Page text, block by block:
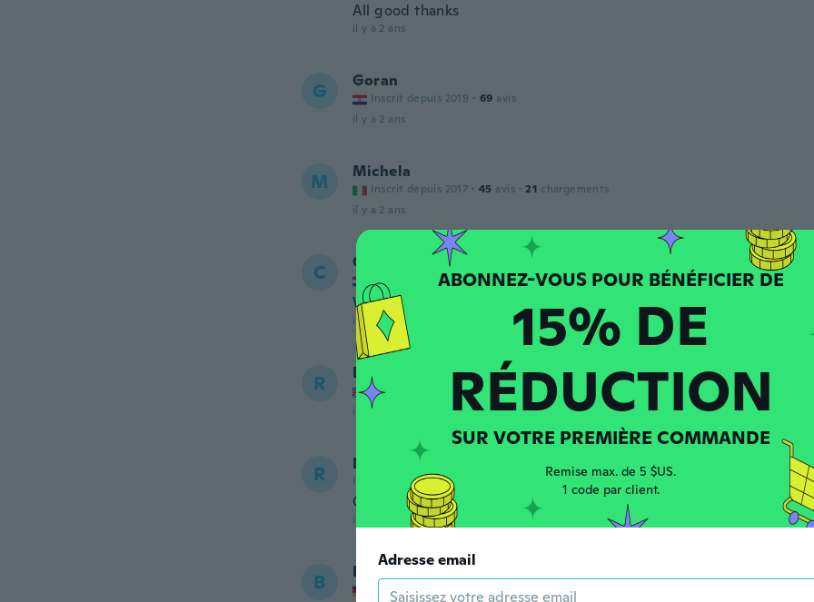
All good thanks
il y a 2 ans
G Goran
Inscrit depuis 2019 · 69 avis
il y a 2 ans
M Michela
Inscrit depuis 2017 · 45 avis · 21 chargements
il y a 2 ans
C Cor
Inscrit depuis 2022 · 25 avis · 7 chargements
Werkt prima.
il y a 2 ans
R Ray
Inscrit depuis 2024 · 12
avis
il y a 2 ans
R Ricky
Inscrit depuis 2023
Great stand alone alarm
il y a 2 ans
B Bruno
Inscrit depuis 2023 avis chargements
15% DE
RÉDUCTION
SUR VOTRE PREMIÈRE COMMANDE
Remise max. de 5 $US.
1 code par client.
Adresse email